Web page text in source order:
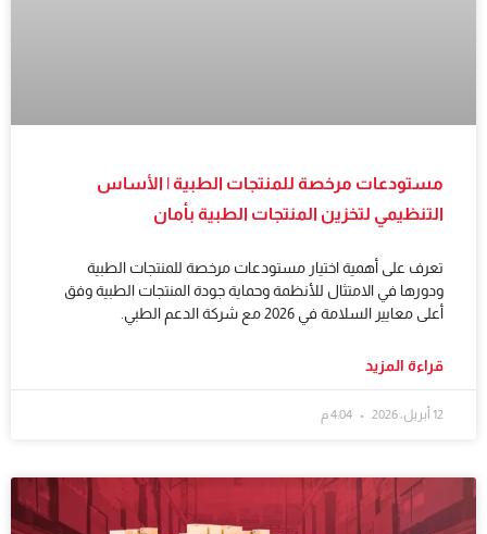
مستودعات مرخصة للمنتجات الطبية | الأساس
التنظيمي لتخزين المنتجات الطبية بأمان
تعرف على أهمية اختيار مستودعات مرخصة للمنتجات الطبية
ودورها في الامتثال للأنظمة وحماية جودة المنتجات الطبية وفق
أعلى معايير السلامة في 2026 مع شركة الدعم الطبي.
قراءة المزيد
4:04 م